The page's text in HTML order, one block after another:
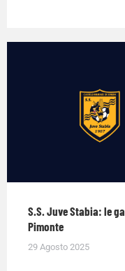
S.S. Juve Stabia: le
Pimonte
29 Agosto 2025